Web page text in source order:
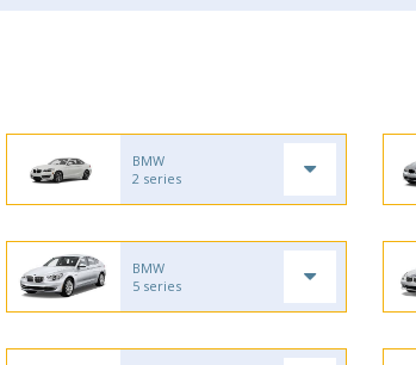
BMW
2 series
BMW
5 series